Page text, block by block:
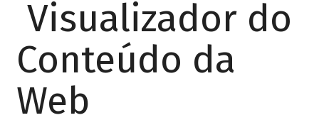
Visualizador do
Conteúdo da
Web